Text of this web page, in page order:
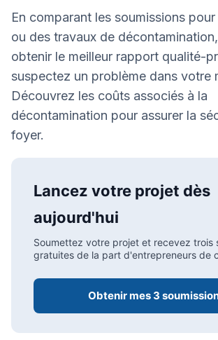
En comparant les soumissions
ou des travaux de
obtenir le meilleur rapport qualité-
suspectez un problème dans votre
Découvrez les coûts associés à la
décontamination pour assurer la
foyer.
Lancez votre projet dès
aujourd'hui
Soumettez votre projet et recevez trois
gratuites de la part d'entrepreneurs de
Obtenir mes 3